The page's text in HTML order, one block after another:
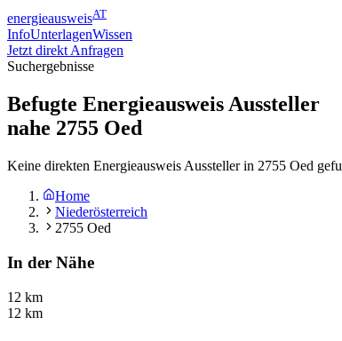
energieausweisAT
InfoUnterlagenWissen
Jetzt direkt Anfragen
Suchergebnisse
Befugte Energieausweis Aussteller
nahe 2755 Oed
Keine direkten Energieausweis Aussteller in 2755 Oed
Home
Niederösterreich
2755 Oed
In der Nähe
12 km
12 km